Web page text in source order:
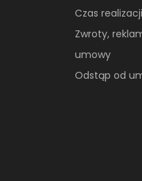
Czas
Zwroty,
umowy
Odstąp od